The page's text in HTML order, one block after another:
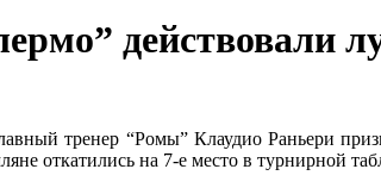
действовали
тренер “Ромы” Клаудио Раньери
откатились на 7-е место в турнирной